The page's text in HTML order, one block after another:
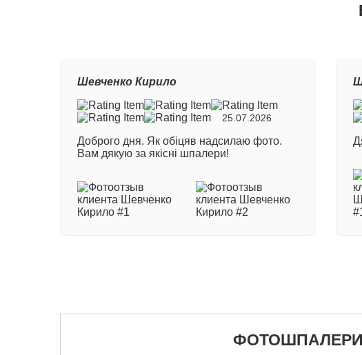
Ваша оцінка
Номер
Ваш відгук
Шевченко Кирило
25.07.2026
Доброго дня. Як обіцяв надсилаю фото.
Вам дякую за якісні шпалери!
ФОТОШПАЛЕРИ